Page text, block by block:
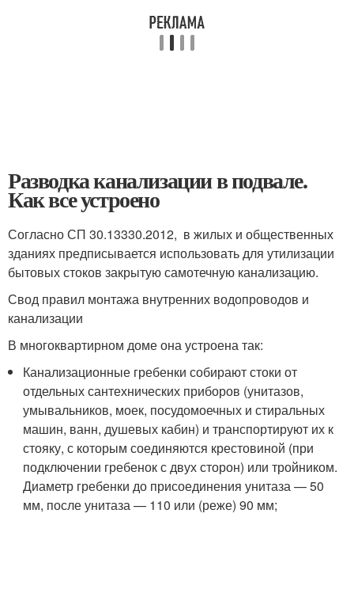
Разводка канализации в подвале.
Как все устроено
Согласно СП 30.13330.2012, в жилых и общественных
зданиях предписывается использовать для утилизации
бытовых стоков закрытую самотечную канализацию.
Свод правил монтажа внутренних водопроводов и
канализации
В многоквартирном доме она устроена так:
Канализационные гребенки собирают стоки от
отдельных сантехнических приборов (унитазов,
умывальников, моек, посудомоечных и стиральных
машин, ванн, душевых кабин) и транспортируют их к
стояку, с которым соединяются крестовиной (при
подключении гребенок с двух сторон) или тройником.
Диаметр гребенки до присоединения унитаза — 50
мм, после унитаза — 110 или (реже) 90 мм;